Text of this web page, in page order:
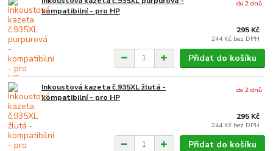
kompatibilní - pro HP
295 Kč
244 Kč bez DPH
do 2 dnů
Přidat do košíku
Inkoustová kazeta č.935XL žlutá -
kompatibilní - pro HP
295 Kč
244 Kč bez DPH
do 2 dnů
Přidat do košíku